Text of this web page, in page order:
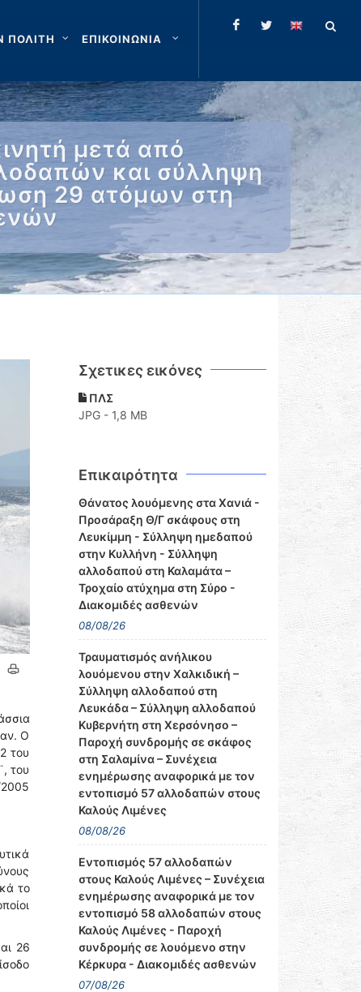
ΠΟΛΙΤΗ ΕΠΙΚΟΙΝΩΝΙΑ
μετά από
και σύλληψη
29 ατόμων στη
Ο
του
του
το
26
Σχετικες εικόνες
ΠΛΣ
JPG - 1,8 MB
Επικαιρότητα
Θάνατος λουόμενης στα Χανιά -
Προσάραξη Θ/Γ σκάφους στη
Λευκίμμη - Σύλληψη ημεδαπού
στην Κυλλήνη - Σύλληψη
αλλοδαπού στη Καλαμάτα –
Τροχαίο ατύχημα στη Σύρο -
Διακομιδές ασθενών
08/08/26
Τραυματισμός ανήλικου
λουόμενου στην Χαλκιδική –
Σύλληψη αλλοδαπού στη
Λευκάδα – Σύλληψη αλλοδαπού
Κυβερνήτη στη Χερσόνησο –
Παροχή συνδρομής σε σκάφος
στη Σαλαμίνα – Συνέχεια
ενημέρωσης αναφορικά με τον
εντοπισμό 57 αλλοδαπών στους
Καλούς Λιμένες
08/08/26
Εντοπισμός 57 αλλοδαπών
στους Καλούς Λιμένες – Συνέχεια
ενημέρωσης αναφορικά με τον
εντοπισμό 58 αλλοδαπών στους
Καλούς Λιμένες - Παροχή
συνδρομής σε λουόμενο στην
Κέρκυρα - Διακομιδές ασθενών
07/08/26